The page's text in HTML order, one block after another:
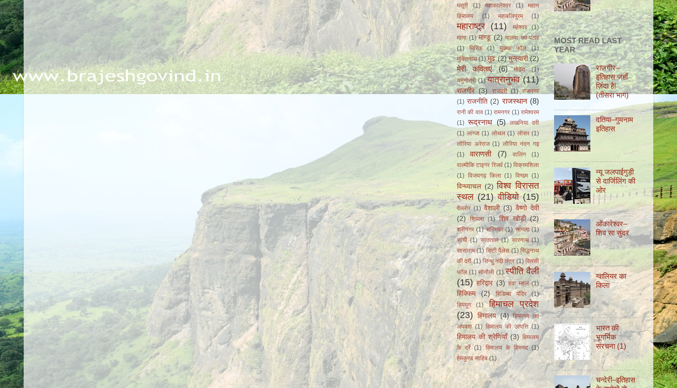
मसूरी
(1) महाकालेश्वर (1)
महान
हिमालय
(1) महाबलिपुरम (1)
महाराष्ट्र (11) महेश्वर
(1)
माणा (1) माण्डू (2) मालवा का पठार
(1)
मिरिक (1) मुक्खा फॉल
(1)
मुक्तिनाथ (1) मुढ (2) मुन्स्यारी (2)
मेरी कविताएं (6) मोढेरा
(1)
यमुनोत्री (1) यात्रानुभव (11)
राजगीर (3) राजदरी (1) राजनगर
(1) राजनीति (2) राजस्थान (8)
रानी की वाव (1) रामनगर (1) रामेश्वरम
(1) रूद्रनाथ (5) लखनिया दरी
(1) लांग्जा (1) लोथल (1) लोसर (1)
लौरिया अरेराज (1) लौरिया नंदन गढ़
(1)
वाराणसी (7) वालिंग
(1)
वाल्मीकि टाइगर रिजर्व (1) विक्रमशिला
(1) विजयगढ़ किला (1) विण्ढम (1)
विन्ध्याचल (2) विश्व विरासत
स्थल (21) वीडियो (15)
वेल्लोर (1) वैशाली (3) वैष्णो देवी
(2) शिमला (1) शिव खोड़ी (2)
श्रीनगर (1) सरिस्का (1) सांगला (1)
सांची (1) सातताल (1) सारनाथ (1)
सासाराम (1) सिटी पैलेस (1) सिद्धनाथ
की दरी (1) सिन्धु नदी तंत्र (1) सिरसी
फॉल (1) सोनौली (1) स्पीति वैली
(15) हरिद्वार (3) हवा महल (1)
हिक्किम (2) हिडिम्बा मंदिर
(1)
हिमयुग
(1)
हिमाचल प्रदेश
(23)
हिमालय (4) हिमालय का
अपवाह (1) हिमालय की उत्पत्ति (1)
हिमालय की श्रेणियाँ (3) हिमालय
के दर्रे (1) हिमालय के हिमनद (1)
हेमकुण्ड साहिब (1)
MOST READ LAST
YEAR
राजगीर–
इतिहास जहाँ
ज़िंदा हैǃ
(तीसरा भाग)
दतिया–गुमनाम
इतिहास
न्यू जलपाईगुड़ी
से दार्जिलिंग की
ओर
ओंकारेश्वर–
शिव सा सुंदर
ग्वालियर का
किला
भारत की
भूगर्भिक
संरचना (1)
चन्देरी–इतिहास